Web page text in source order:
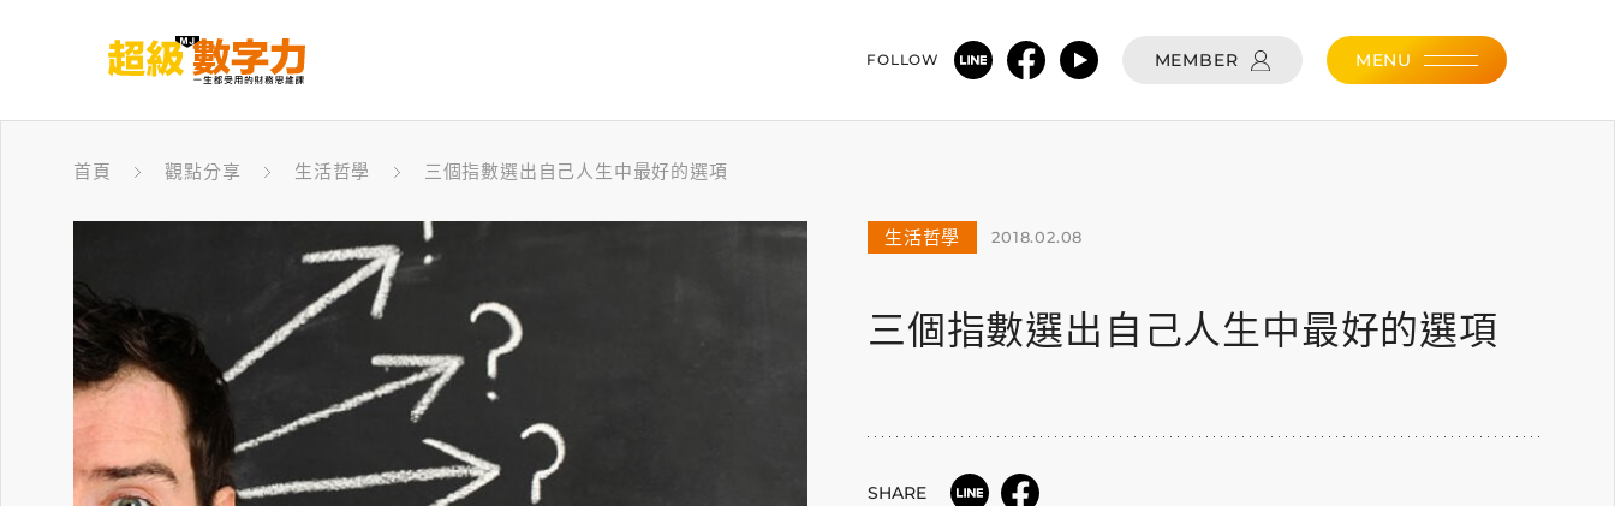
FOLLOW MEMBER MENU
首頁 觀點分享 生活哲學 三個指數選出自己人生中最好的選項
生活哲學 2018.02.08
三個指數選出自己人生中最好的選項
SHARE